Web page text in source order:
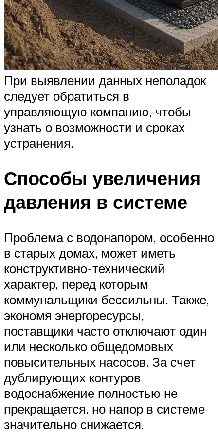
При выявлении данных неполадок
следует обратиться в
управляющую компанию, чтобы
узнать о возможности и сроках
устранения.
Способы увеличения
давления в системе
Проблема с водонапором, особенно
в старых домах, может иметь
конструктивно-технический
характер, перед которым
коммунальщики бессильны. Также,
экономя энергоресурсы,
поставщики часто отключают один
или несколько общедомовых
повысительных насосов. За счет
дублирующих контуров
водоснабжение полностью не
прекращается, но напор в системе
значительно снижается.